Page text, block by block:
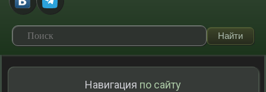
Навигация по сайту